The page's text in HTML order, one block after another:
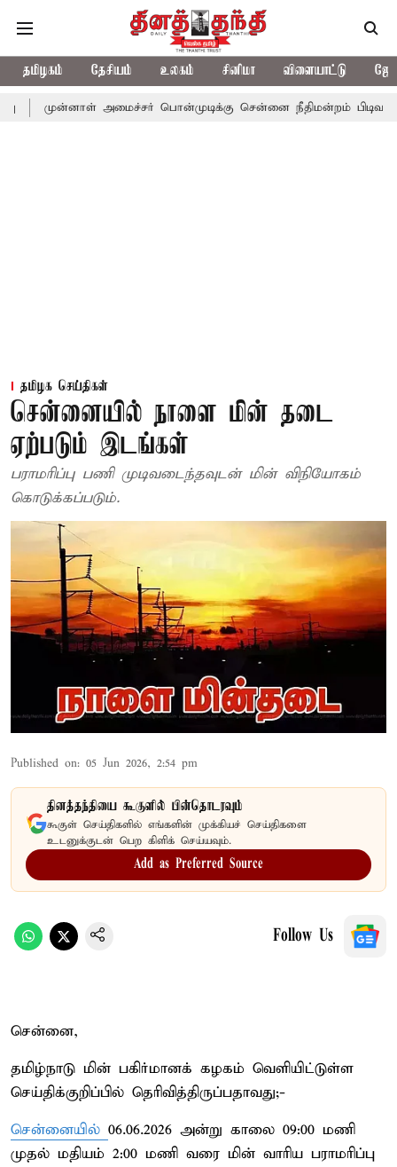
தமிழகம் தேசியம் உலகம் சினிமா விளையாட்டு
அமைச்சர் பொன்முடிக்கு சென்னை நீதிமன்றம் பிடிவாராண்ட்
தமிழக செய்திகள்
சென்னையில் நாளை மின் தடை
ஏற்படும் இடங்கள்
பராமரிப்பு பணி முடிவடைந்தவுடன் மின் விநியோகம்
கொடுக்கப்படும்.
Published on: 05 Jun 2026, 2:54 pm
தினத்தந்தியை கூகுளில் பின்தொடரவும்
கூகுள் செய்திகளில் எங்களின் முக்கியச் செய்திகளை
உடனுக்குடன் பெற கிளிக் செய்யவும்.
Add as Preferred Source
Follow Us
சென்னை,
தமிழ்நாடு மின் பகிர்மானக் கழகம் வெளியிட்டுள்ள
செய்திக்குறிப்பில் தெரிவித்திருப்பதாவது;-
சென்னையில் 06.06.2026 அன்று காலை 09:00 மணி
முதல் மதியம் 2:00 மணி வரை மின் வாரிய பராமரிப்பு